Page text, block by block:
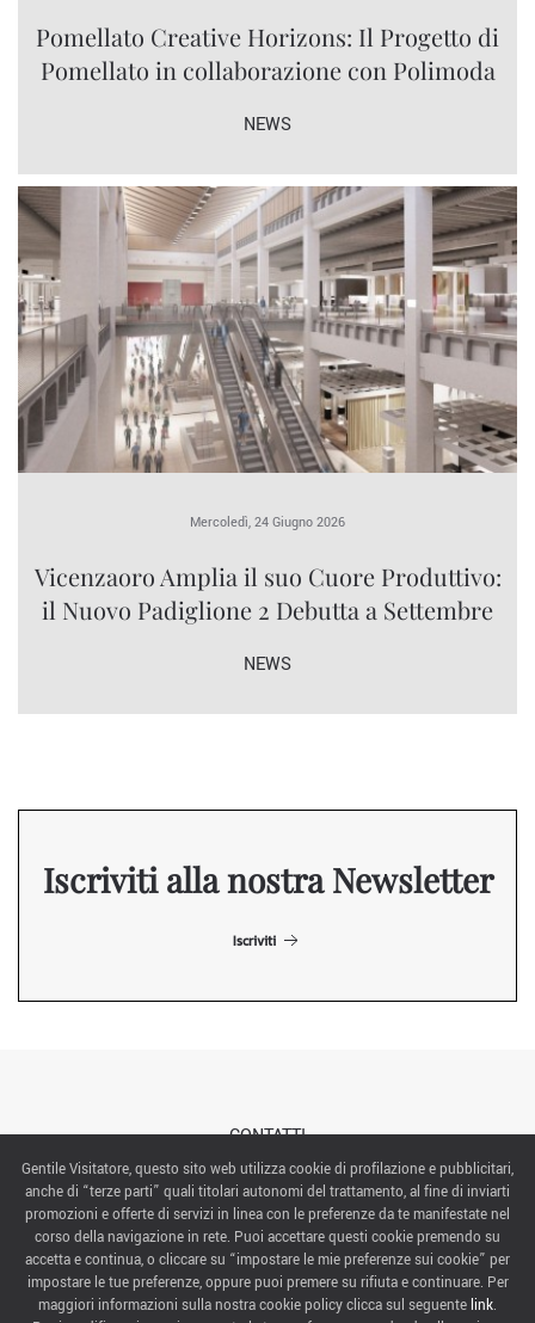
Pomellato Creative Horizons: Il Progetto di
Pomellato in collaborazione con Polimoda
NEWS
Mercoledì, 24 Giugno 2026
Vicenzaoro Amplia il suo Cuore Produttivo:
il Nuovo Padiglione 2 Debutta a Settembre
NEWS
Iscriviti alla nostra Newsletter
Iscriviti
CONTATTI
ABOUT US
ITALIAN EXHIBITION GROUP SpA All rights reserved
Via Emilia 155, 47921 Rimini,
CF/PI 00139440408, Registro Imprese: Rimini P.I e n. Reg. Imprese 00139440408, Capitale Sociale
52.214.897 i.v.
Gentile Visitatore, questo sito web utilizza cookie di profilazione e pubblicitari,
anche di “terze parti” quali titolari autonomi del trattamento, al fine di inviarti
promozioni e offerte di servizi in linea con le preferenze da te manifestate nel
corso della navigazione in rete. Puoi accettare questi cookie premendo su
accetta e continua, o cliccare su “impostare le mie preferenze sui cookie” per
impostare le tue preferenze, oppure puoi premere su rifiuta e continuare. Per
maggiori informazioni sulla nostra cookie policy clicca sul seguente link.